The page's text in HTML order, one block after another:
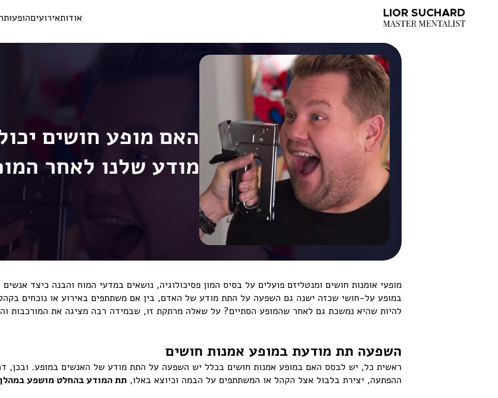
אודותאירועיםהופעות
האם מופע חושים
מודע שלנו לאחר
מופעי אומנות חושים ומנטליזם פועלים על בסיס המון פסיכולוגיה, נושאים במדעי המוח והבנה כיצד
במופע על-חושי שכזה ישנה גם השפעה על התת מודע של האדם, בין אם משתתפים באירוע או נוכחים
להיות שהיא נמשכת גם לאחר שהמופע הסתיים? על שאלה מרתקת זו, שבמידה רבה מציגה את המורכבות
השפעה תת מודעת במופע אמנות חושים
ראשית כל, יש לבסס האם במופע אמנות חושים בכלל יש השפעה על התת מודע של האנשים במופע. ובכן,
ההפתעה, יצירת בלבול אצל הקהל או המשתתפים על הבמה וכיוצא באלו, תת המודע בהחלט מושפע